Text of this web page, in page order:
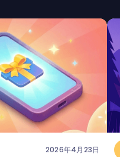
2026年4月23日